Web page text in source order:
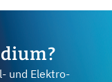
und Elektro-